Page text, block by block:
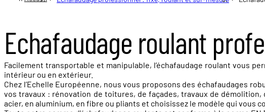
Echafaudage roulant
Facilement transportable et manipulable, l’échafaudage roulant vous
intérieur ou en extérieur.
Chez l’Echelle Européenne, nous vous proposons des échafaudages
vos travaux : rénovation de toitures, de façades, travaux de
acier, en aluminium, en fibre ou pliants et choisissez le modèle qui vous